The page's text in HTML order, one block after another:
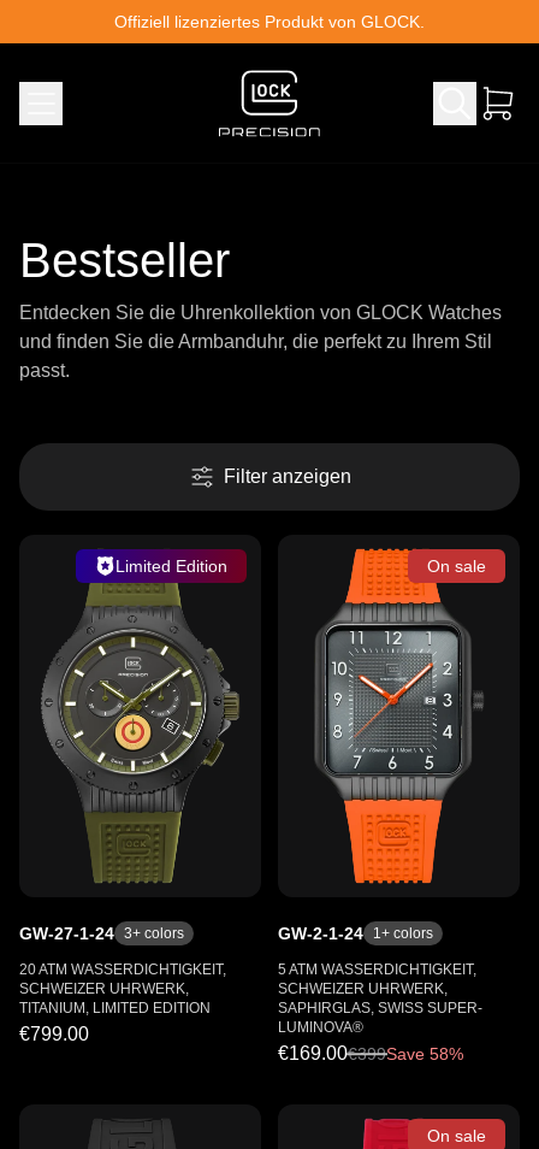
Skip to contentOffiziell lizenziertes Produkt von GLOCK.
Bestseller
Entdecken Sie die Uhrenkollektion von GLOCK Watches
und finden Sie die Armbanduhr, die perfekt zu Ihrem Stil
passt.
Filter anzeigen
Limited Edition
GW-27-1-24 3+ colors
20 ATM WASSERDICHTIGKEIT,
SCHWEIZER UHRWERK,
TITANIUM, LIMITED EDITION
€799.00
On sale
GW-2-1-24 1+ colors
5 ATM WASSERDICHTIGKEIT,
SCHWEIZER UHRWERK,
SAPHIRGLAS, SWISS SUPER-
LUMINOVA®
€169.00€399Save 58%
On sale